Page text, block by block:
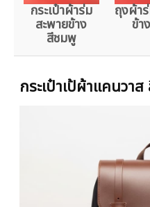
กระเป๋าผ้าร่ม
สะพายข้าง
สีชมพู
ถุงผ้า
ข้า
กระเป๋าเป้ผ้าแคนวาส